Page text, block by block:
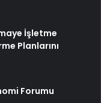
İşletme
Planlarını
Forumu